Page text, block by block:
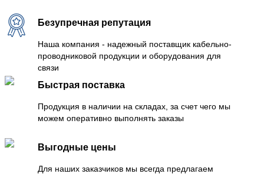
Безупречная репутация
Наша компания - надежный поставщик кабельно-
проводниковой продукции и оборудования для
связи
Быстрая поставка
Продукция в наличии на складах, за счет чего мы
можем оперативно выполнять заказы
Выгодные цены
Для наших заказчиков мы всегда предлагаем